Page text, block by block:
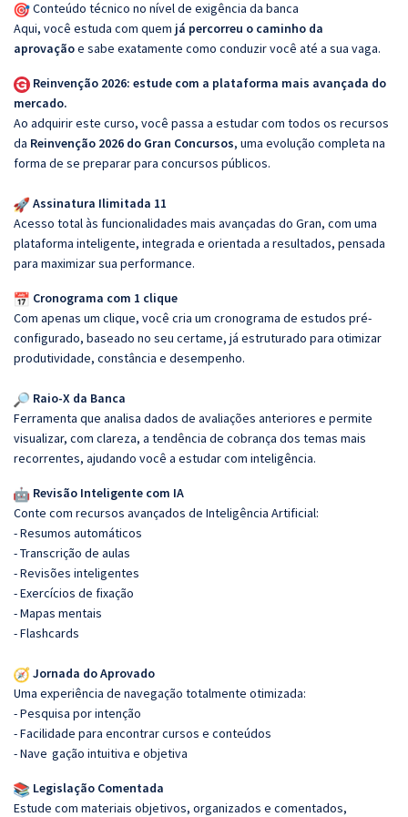
Conteúdo técnico no nível de exigência da banca
Aqui, você estuda com quem já percorreu o caminho da
aprovaçãoe sabe exatamente como conduzir você até a sua vaga.
Reinvenção 2026: estude com a plataforma mais avançada do
mercado.
Ao adquirir este curso, você passa a estudar com todos os recursos
da Reinvenção 2026 do Gran Concursos, uma evolução completa na
forma de se preparar para concursos públicos.
Assinatura Ilimitada 11
Acesso total às funcionalidades mais avançadas do Gran, com uma
plataforma inteligente, integrada e orientada a resultados, pensada
para maximizar sua performance.
Cronograma com 1 clique
Com apenas um clique, você cria um cronograma de estudos pré-
configurado, baseado no seu certame, já estruturado para otimizar
produtividade, constância e desempenho.
Raio-X da Banca
Ferramenta que analisa dados de avaliações anteriores e permite
visualizar, com clareza, a tendência de cobrança dos temas mais
recorrentes, ajudando você a estudar com inteligência.
Revisão Inteligente com IA
Conte com recursos avançados de Inteligência Artificial:
- Resumos automáticos
- Transcrição de aulas
- Revisões inteligentes
- Exercícios de fixação
- Mapas mentais
- Flashcards
Jornada do Aprovado
Uma experiência de navegação totalmente otimizada:
- Pesquisa por intenção
- Facilidade para encontrar cursos e conteúdos
- Nave gação intuitiva e objetiva
Legislação Comentada
Estude com materiais objetivos, organizados e comentados,